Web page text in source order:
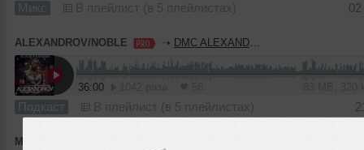
Микс В плейлист (в 5 плейлистах)
ALEXANDROV/NOBLE ➝ DMC ALEXANDROV - Black paradise
36:00
Подкаст В плейлист (в 5 плейлистах)
Молодой DISTARK